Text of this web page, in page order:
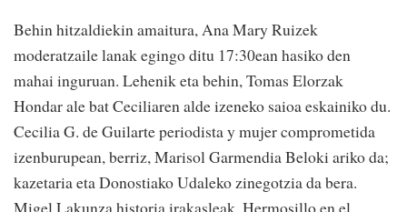
Behin hitzaldiekin amaitura, Ana Mary Ruizek
moderatzaile lanak egingo ditu 17:30ean hasiko den
mahai inguruan. Lehenik eta behin, Tomas Elorzak
Hondar ale bat Ceciliaren alde izeneko saioa eskainiko du.
Cecilia G. de Guilarte periodista y mujer comprometida
izenburupean, berriz, Marisol Garmendia Beloki ariko da;
kazetaria eta Donostiako Udaleko zinegotzia da bera.